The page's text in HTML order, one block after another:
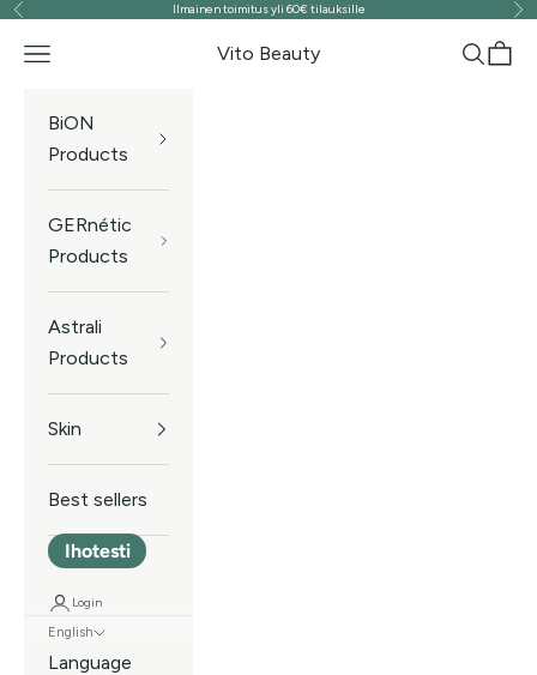
Skip to content
Previous Ilmainen toimitus yli 60€ tilauksille
Vito Beauty
Navigation menu Search
Cart
BiON
Products
GERnétic
Products
Astrali
Products
Skin
Best sellers
Ihotesti
Login
English
Language